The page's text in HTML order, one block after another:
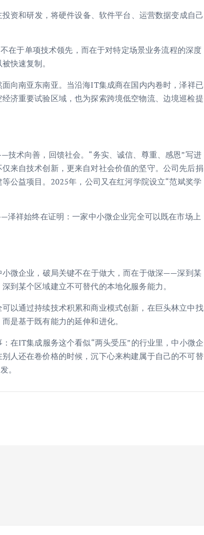
资和研发，将硬件设备、软件平台、运营数据变成自己
在于单项技术领先，而在于对特定场景业务流程的深度
快速复制。
向南亚东南亚。当沿海IT集成商在国内内卷时，泽祥已
济重要试验区域，也为探索跨境低空物流、边境巡检提
术向善，回馈社会。“务实、诚信、尊重、感恩”写进
来自技术创新，更来自对社会价值的坚守。公司先后捐
公益项目。2025年，公司又在红河学院设立“范斌奖学
祥始终在证明：一家中小微企业完全可以既在市场上
微企业，破局关键不在于做大，而在于做深——深到某
到某个区域建立不可替代的本地化服务能力。
以通过持续技术积累和商业模式创新，在巨头林立中找
是基于既有能力的延伸和进化。
在IT集成服务这个看似“两头受压”的行业里，中小微企
人还在卷价格的时候，沉下心来构建属于自己的不可替
。